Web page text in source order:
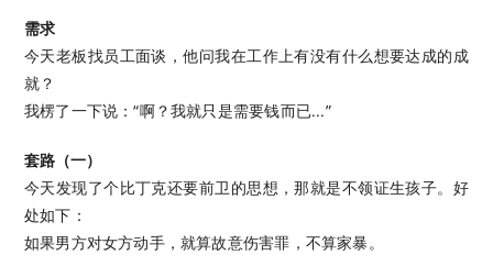
需求
今天老板找员工面谈，他问我在工作上有没有什么想要达成的成
就？
我楞了一下说：“啊？我就只是需要钱而已...”
套路（一）
今天发现了个比丁克还要前卫的思想，那就是不领证生孩子。好
处如下：
如果男方对女方动手，就算故意伤害罪，不算家暴。